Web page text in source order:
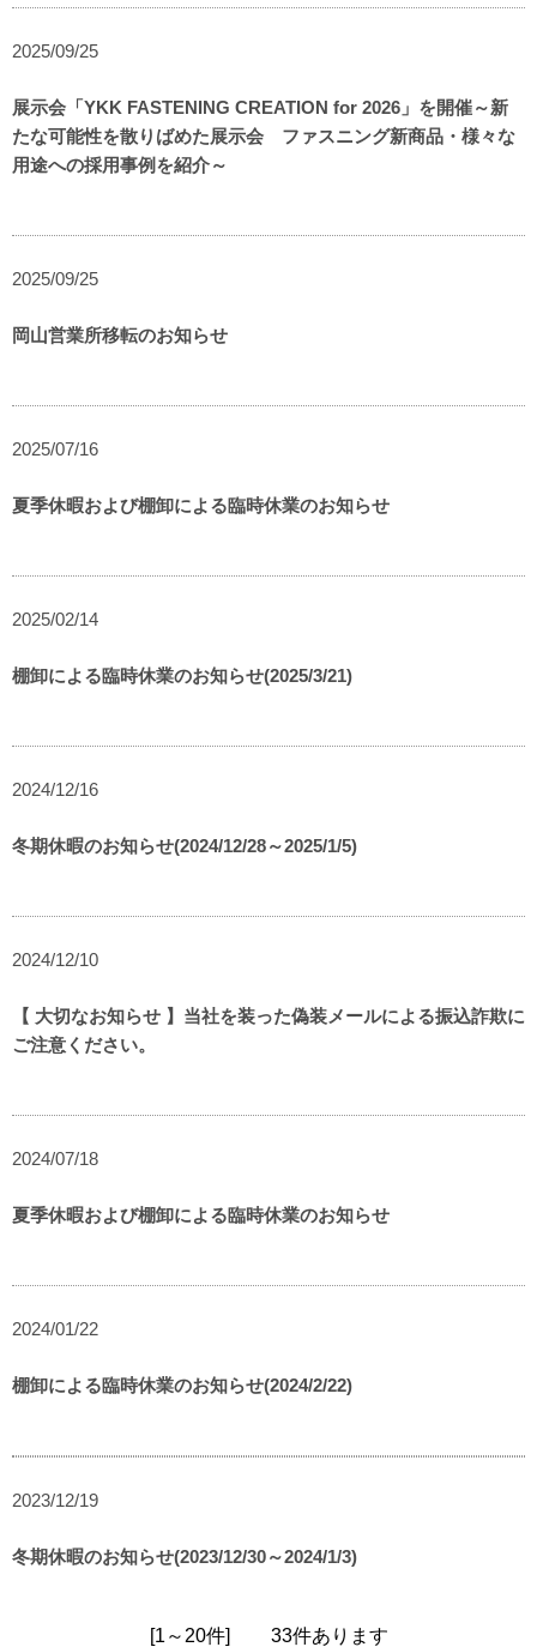
2025/09/25
展示会「YKK FASTENING CREATION for 2026」を開催～新
たな可能性を散りばめた展示会 ファスニング新商品・様々な
用途への採用事例を紹介～
2025/09/25
岡山営業所移転のお知らせ
2025/07/16
夏季休暇および棚卸による臨時休業のお知らせ
2025/02/14
棚卸による臨時休業のお知らせ(2025/3/21)
2024/12/16
冬期休暇のお知らせ(2024/12/28～2025/1/5)
2024/12/10
【 大切なお知らせ 】当社を装った偽装メールによる振込詐欺に
ご注意ください。
2024/07/18
夏季休暇および棚卸による臨時休業のお知らせ
2024/01/22
棚卸による臨時休業のお知らせ(2024/2/22)
2023/12/19
冬期休暇のお知らせ(2023/12/30～2024/1/3)
[1～20件] 33件あります